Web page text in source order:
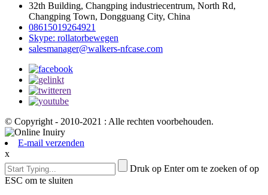
32th Building, Changping industriecentrum, North Rd,
Changping Town, Dongguang City, China
08615019264921
Skype: rollatorbewegen
salesmanager@walkers-nfcase.com
© Copyright - 2010-2021 : Alle rechten voorbehouden.
E-mail verzenden
x
Druk op Enter om te zoeken of op
ESC om te sluiten